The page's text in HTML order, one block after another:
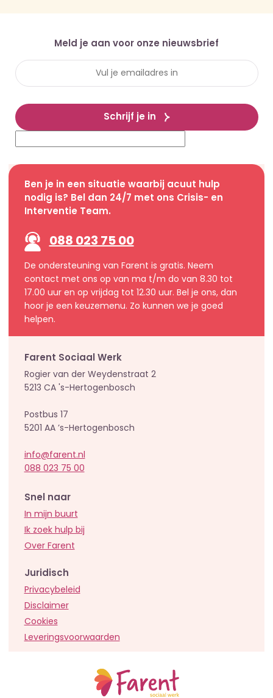
Meld je aan voor onze nieuwsbrief
Schrijf je in
Ben je in een situatie waarbij acuut hulp
nodig is? Bel dan 24/7 met ons Crisis- en
Interventie Team.
088 023 75 00
De ondersteuning van Farent is gratis. Neem
contact met ons op van ma t/m do van 8.30 tot
17.00 uur en op vrijdag tot 12.30 uur. Bel je ons, dan
hoor je een keuzemenu. Zo kunnen we je goed
helpen.
Farent Sociaal Werk
Rogier van der Weydenstraat 2
5213 CA 's-Hertogenbosch
Postbus 17
5201 AA ’s-Hertogenbosch
info@farent.nl
088 023 75 00
Snel naar
In mijn buurt
Ik zoek hulp bij
Over Farent
Juridisch
Privacybeleid
Disclaimer
Cookies
Leveringsvoorwaarden